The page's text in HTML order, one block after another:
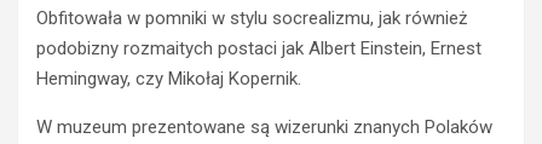
Obfitowała w pomniki w stylu socrealizmu, jak również
podobizny rozmaitych postaci jak Albert Einstein, Ernest
Hemingway, czy Mikołaj Kopernik.
W muzeum prezentowane są wizerunki znanych Polaków